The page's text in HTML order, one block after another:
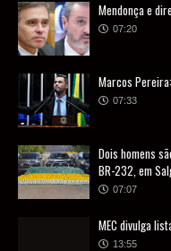
Mendonça e
07:20
Marcos
07:33
Dois homens
BR-232, em
07:07
MEC divulga
13:55